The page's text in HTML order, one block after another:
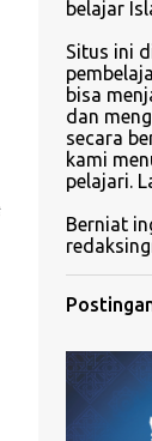
belajar
Situs ini
bisa
dan
secara
kami
pelajari.
Berniat